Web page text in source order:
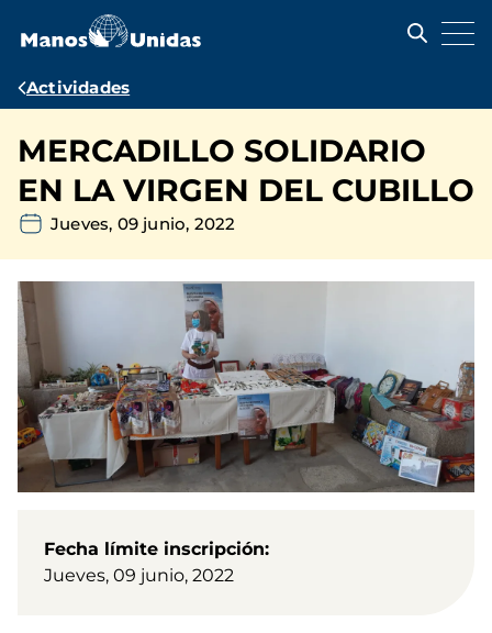
contenido
Ruta
navegación
Actividades
MERCADILLO SOLIDARIO
EN LA VIRGEN DEL CUBILLO
Jueves, 09 junio, 2022
Fecha límite inscripción
Jueves, 09 junio, 2022